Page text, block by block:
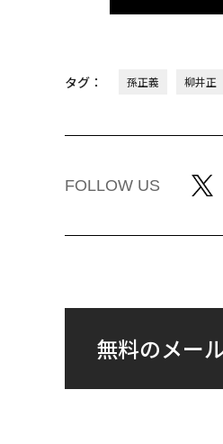
タグ： 孫正義 柳井正
FOLLOW US
無料のメー